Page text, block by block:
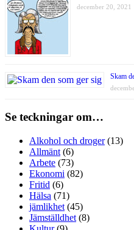
december 20, 2021
Skam
Se teckningar om…
Alkohol och droger(13)
Allmänt (6)
Arbete (73)
Ekonomi (82)
Fritid (6)
Hälsa (71)
jämlikhet (45)
Jämställdhet (8)